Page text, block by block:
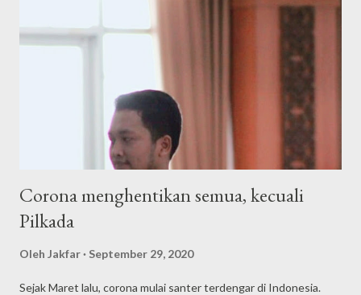
Corona menghentikan semua, kecuali
Pilkada
Oleh Jakfar September 29, 2020
Sejak Maret lalu, corona mulai santer terdengar di Indonesia.